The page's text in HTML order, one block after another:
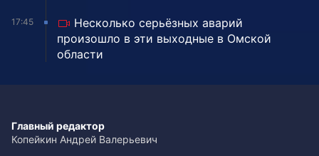
17:45
Несколько серьёзных аварий
произошло в эти выходные в Омской
области
Главный редактор
Копейкин Андрей Валерьевич